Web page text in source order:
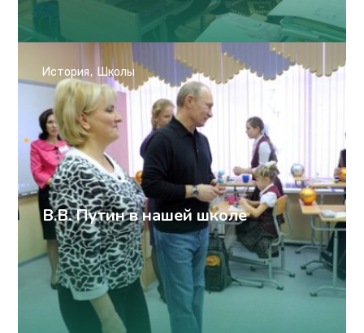
В.В. Путин в нашей школе
История Школы